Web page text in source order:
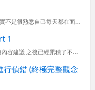
長久以來，我發現有許多 .NET 開發人員其實不是很熟悉自己每天都在面對的 .NET Framework, C#, Visual Studio 與 ASP.NET 版本之間的關係，以至於經常在找資料時...
1
從上次 徵求 ASP.NET MVC 常見問題與書籍內容建議 之後已經累積了不少人對於 ASP.NET MVC 的問題與疑慮，所以藉此批次回應各位的問題，希望讓 ASP.NET MVC 這個明日之星能...
行偵錯 (終極完整觀念